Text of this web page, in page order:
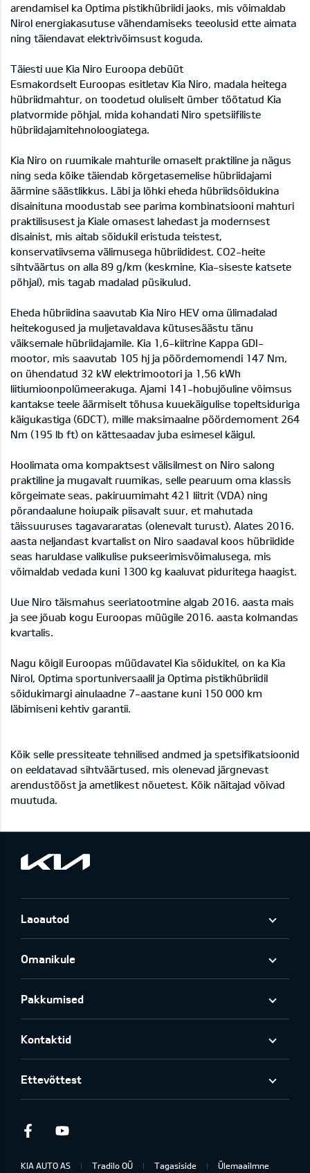
arendamisel ka Optima pistikhübriidi jaoks, mis võimaldab
Nirol energiakasutuse vähendamiseks teeolusid ette aimata
ning täiendavat elektrivõimsust koguda.
Täiesti uue Kia Niro Euroopa debüüt
Esmakordselt Euroopas esitletav Kia Niro, madala heitega
hübriidmahtur, on toodetud oluliselt ümber töötatud Kia
platvormide põhjal, mida kohandati Niro spetsiifiliste
hübriidajamitehnoloogiatega.
Kia Niro on ruumikale mahturile omaselt praktiline ja nägus
ning seda kõike täiendab kõrgetasemelise hübriidajami
äärmine säästlikkus. Läbi ja lõhki eheda hübriidsõidukina
disainituna moodustab see parima kombinatsiooni mahturi
praktilisusest ja Kiale omasest lahedast ja modernsest
disainist, mis aitab sõidukil eristuda teistest,
konservatiivsema välimusega hübriididest. CO2-heite
sihtväärtus on alla 89 g/km (keskmine, Kia-siseste katsete
põhjal), mis tagab madalad püsikulud.
Eheda hübriidina saavutab Kia Niro HEV oma ülimadalad
heitekogused ja muljetavaldava kütusesäästu tänu
väiksemale hübriidajamile. Kia 1,6-kiitrine Kappa GDI-
mootor, mis saavutab 105 hj ja pöördemomendi 147 Nm,
on ühendatud 32 kW elektrimootori ja 1,56 kWh
liitiumioonpolümeerakuga. Ajami 141-hobujõuline võimsus
kantakse teele äärmiselt tõhusa kuuekäigulise topeltsiduriga
käigukastiga (6DCT), mille maksimaalne pöördemoment 264
Nm (195 lb ft) on kättesaadav juba esimesel käigul.
Hoolimata oma kompaktsest välisilmest on Niro salong
praktiline ja mugavalt ruumikas, selle pearuum oma klassis
kõrgeimate seas, pakiruumimaht 421 liitrit (VDA) ning
põrandaalune hoiupaik piisavalt suur, et mahutada
täissuuruses tagavararatas (olenevalt turust). Alates 2016.
aasta neljandast kvartalist on Niro saadaval koos hübriidide
seas haruldase valikulise pukseerimisvõimalusega, mis
võimaldab vedada kuni 1300 kg kaaluvat piduritega haagist.
Uue Niro täismahus seeriatootmine algab 2016. aasta mais
ja see jõuab kogu Euroopas müügile 2016. aasta kolmandas
kvartalis.
Nagu kõigil Euroopas müüdavatel Kia sõidukitel, on ka Kia
Nirol, Optima sportuniversaalil ja Optima pistikhübriidil
sõidukimargi ainulaadne 7-aastane kuni 150 000 km
läbimiseni kehtiv garantii.
Kõik selle pressiteate tehnilised andmed ja spetsifikatsioonid
on eeldatavad sihtväärtused, mis olenevad järgnevast
arendustööst ja ametlikest nõuetest. Kõik näitajad võivad
muutuda.
Laoautod
Omanikule
Pakkumised
Kontaktid
Ettevõttest
Facebook
KIA AUTO AS Tradilo OÜ Tagasiside Ülemaailmne